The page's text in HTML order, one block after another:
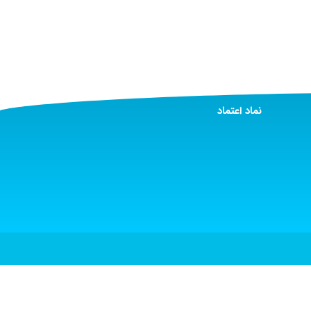
نماد اعتماد